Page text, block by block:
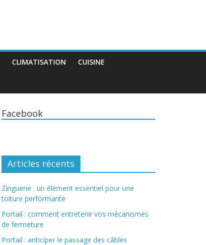
CLIMATISATION CUISINE
Facebook
Articles récents
Zinguerie : un élément essentiel pour une
toiture performante
Portail : comment entretenir vos mécanismes
de fermeture
Portail : anticiper le passage des câbles